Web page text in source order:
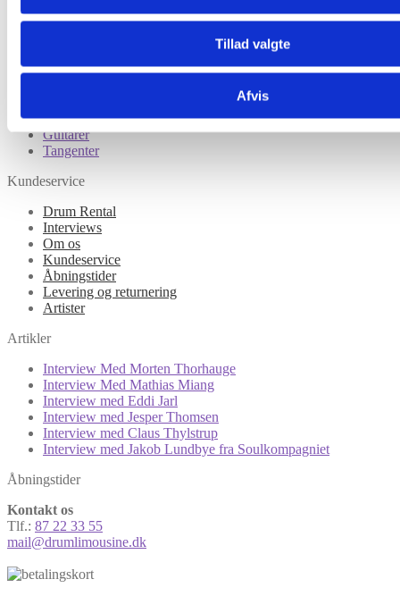
Tillad valgte
Afvis
Bækkener
Tilbehør til trommer
Lydudstyr
Guitarer
Tangenter
Kundeservice
Drum Rental
Interviews
Om os
Kundeservice
Åbningstider
Levering og returnering
Artister
Artikler
Interview Med Morten Thorhauge
Interview Med Mathias Miang
Interview med Eddi Jarl
Interview med Jesper Thomsen
Interview med Claus Thylstrup
Interview med Jakob Lundbye fra Soulkompagniet
Åbningstider
Kontakt os
Tlf.: 87 22 33 55
mail@drumlimousine.dk